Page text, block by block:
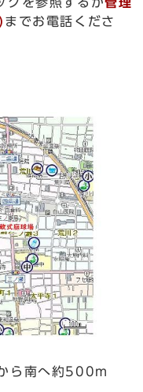
までお電話くださ
から南へ約500m